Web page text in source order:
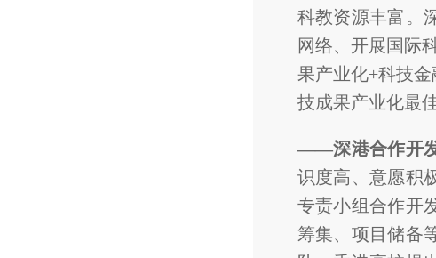
科教资源丰富。
网络、开展国际
果产业化+科技
技成果产业化最
——深港合作开发
识度高、意愿积
专责小组合作开
筹集、项目储备